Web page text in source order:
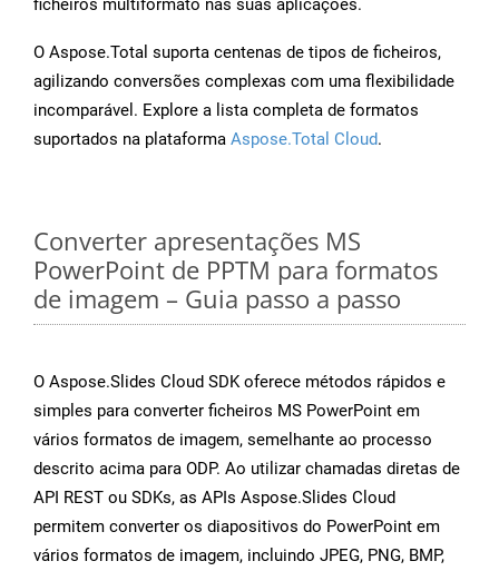
ficheiros multiformato nas suas aplicações.
O Aspose.Total suporta centenas de tipos de ficheiros,
agilizando conversões complexas com uma flexibilidade
incomparável. Explore a lista completa de formatos
suportados na plataforma Aspose.Total Cloud.
Converter apresentações MS
PowerPoint de PPTM para formatos
de imagem – Guia passo a passo
O Aspose.Slides Cloud SDK oferece métodos rápidos e
simples para converter ficheiros MS PowerPoint em
vários formatos de imagem, semelhante ao processo
descrito acima para ODP. Ao utilizar chamadas diretas de
API REST ou SDKs, as APIs Aspose.Slides Cloud
permitem converter os diapositivos do PowerPoint em
vários formatos de imagem, incluindo JPEG, PNG, BMP,